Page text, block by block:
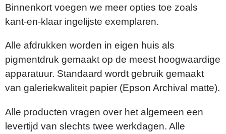
Binnenkort voegen we meer opties toe zoals
kant-en-klaar ingelijste exemplaren.
Alle afdrukken worden in eigen huis als
pigmentdruk gemaakt op de meest hoogwaardige
apparatuur. Standaard wordt gebruik gemaakt
van galeriekwaliteit papier (Epson Archival matte).
Alle producten vragen over het algemeen een
levertijd van slechts twee werkdagen. Alle